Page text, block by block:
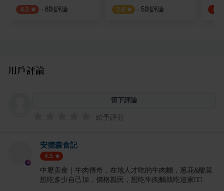
4.2 · 8則評論 2.8 · 5則評論 4.4
用戶評論
留下評論
給予評分
安德森食記
4.5
中壢美食｜牛肉傳奇，在地人才吃的牛肉麵，蔥花&酸菜
想吃多少自己加，價格親民，想吃牛肉麵就吃這家👍🏻